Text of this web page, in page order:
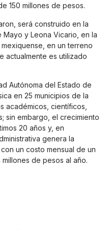
150 millones de pesos.
será construido en la
y Leona Vicario, en la
en un terreno
actualmente es utilizado
Autónoma del Estado de
en 25 municipios de la
académicos, científicos,
sin embargo, el crecimiento
20 años y, en
genera la
un costo mensual de un
millones de pesos al año.